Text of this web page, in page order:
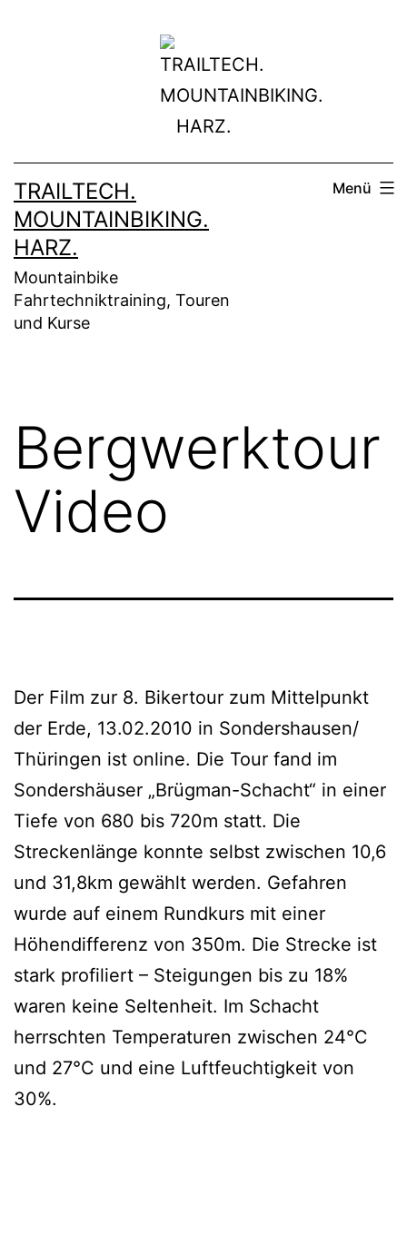
TRAILTECH.
MOUNTAINBIKING.
HARZ.
Mountainbike
Fahrtechniktraining, Touren
und Kurse
Menü
Bergwerktour
Video
Der Film zur 8. Bikertour zum Mittelpunkt
der Erde, 13.02.2010 in Sondershausen/
Thüringen ist online. Die Tour fand im
Sondershäuser „Brügman-Schacht“ in einer
Tiefe von 680 bis 720m statt. Die
Streckenlänge konnte selbst zwischen 10,6
und 31,8km gewählt werden. Gefahren
wurde auf einem Rundkurs mit einer
Höhendifferenz von 350m. Die Strecke ist
stark profiliert – Steigungen bis zu 18%
waren keine Seltenheit. Im Schacht
herrschten Temperaturen zwischen 24°C
und 27°C und eine Luftfeuchtigkeit von
30%.